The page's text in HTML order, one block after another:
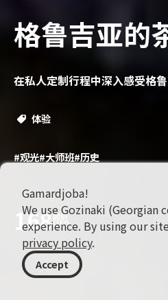
格鲁吉亚的
在私人定制行程中深入感受格
体验
#观光#大师班#历史
168起价
USD
Gamardjoba!
We use Gozinaki (Georgian
experience. By using our
privacy policy.
Accept